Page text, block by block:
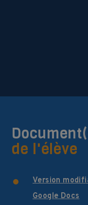
de l'élève
Version
Google Docs